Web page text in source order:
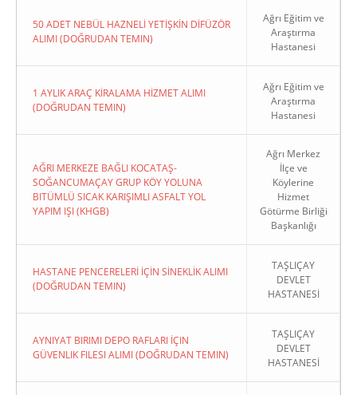
50 ADET NEBÜL HAZNELİ YETİŞKİN DİFÜZÖR
ALIMI (DOĞRUDAN TEMIN)
Ağrı Eğitim ve
Araştırma
Hastanesi
1 AYLIK ARAÇ KİRALAMA HİZMET ALIMI
(DOĞRUDAN TEMIN)
Ağrı Eğitim ve
Araştırma
Hastanesi
AĞRI MERKEZE BAĞLI KOCATAŞ-
SOĞANCUMAÇAY GRUP KÖY YOLUNA
BITÜMLÜ SICAK KARIŞIMLI ASFALT YOL
YAPIM IŞI (KHGB)
Ağrı Merkez
İlçe ve
Köylerine
Hizmet
Götürme Birliği
Başkanlığı
HASTANE PENCERELERİ İÇİN SİNEKLİK ALIMI
(DOĞRUDAN TEMIN)
TAŞLIÇAY
DEVLET
HASTANESİ
AYNIYAT BIRIMI DEPO RAFLARI İÇIN
GÜVENLIK FILESI ALIMI (DOĞRUDAN TEMIN)
TAŞLIÇAY
DEVLET
HASTANESİ